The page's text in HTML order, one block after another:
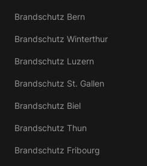
Brandschutz Bern
Brandschutz Winterthur
Brandschutz Luzern
Brandschutz St. Gallen
Brandschutz Biel
Brandschutz Thun
Brandschutz Fribourg